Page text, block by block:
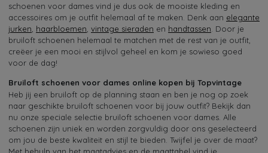
schoenen voor dames vind je dus ook de mooiste kleding en
accessoires om je outfit helemaal af te maken. Denk aan elegante
jurken haarbloemen vintage sieraden en handtassen . Door je
bruiloft schoenen helemaal te matchen met de rest van je outfit,
creëer je een mooi en stijlvol geheel en kom je sowieso goed
voor de dag!
Bruiloft schoenen voor dames online kopen bij Topvintage
Heb jij een bruiloft op de planning staan en ben je nog op zoek
naar geschikte bruiloft schoenen voor bij jouw outfit? Bekijk dan
nu onze speciale selectie bruiloft schoenen voor dames. Alle
schoenen zijn uniek en worden zorgvuldig door ons geselecteerd
om jou de beste kwaliteit en stijl te bieden. Twijfel je over de maat?